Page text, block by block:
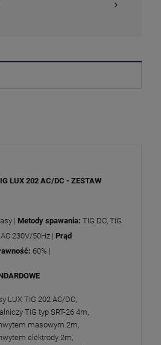
LUX 202 AC/DC - ZESTAW
| Metody spawania: TIG DC, TIG
AC 230V/50Hz | Prąd
60% |
LUX TIG 202 AC/DC,
TIG typ SRT-26 4m,
masowym 2m,
elektrody 2m,